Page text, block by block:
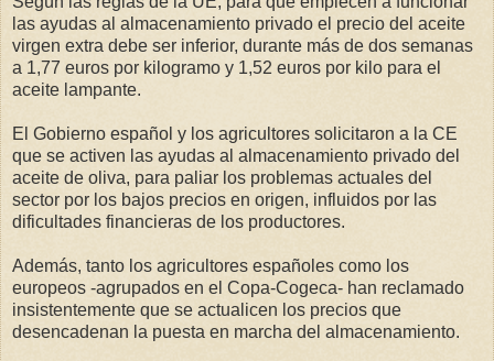
las ayudas al almacenamiento privado el precio del aceite
virgen extra debe ser inferior, durante más de dos semanas
a 1,77 euros por kilogramo y 1,52 euros por kilo para el
aceite lampante.
El Gobierno español y los agricultores solicitaron a la CE
que se activen las ayudas al almacenamiento privado del
aceite de oliva, para paliar los problemas actuales del
sector por los bajos precios en origen, influidos por las
dificultades financieras de los productores.
Además, tanto los agricultores españoles como los
europeos -agrupados en el Copa-Cogeca- han reclamado
insistentemente que se actualicen los precios que
desencadenan la puesta en marcha del almacenamiento.